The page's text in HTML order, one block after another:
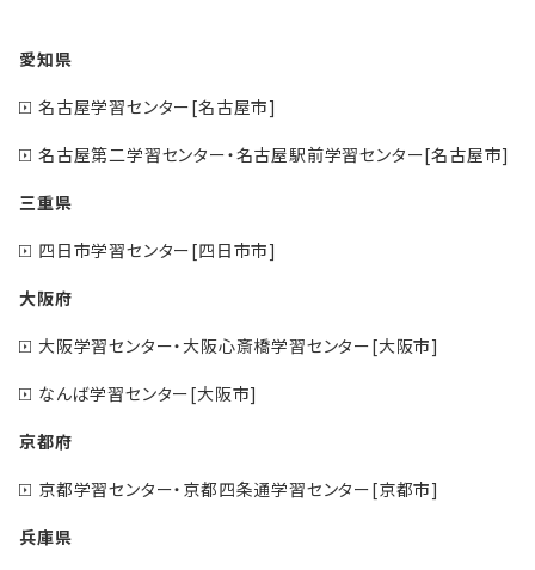
愛知県
名古屋学習センター[名古屋市]
名古屋第二学習センター・名古屋駅前学習センター[名古屋市]
三重県
四日市学習センター[四日市市]
大阪府
大阪学習センター・大阪心斎橋学習センター[大阪市]
なんば学習センター[大阪市]
京都府
京都学習センター・京都四条通学習センター[京都市]
兵庫県